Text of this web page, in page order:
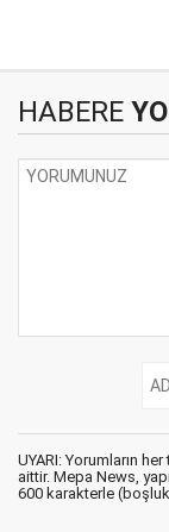
HABERE
UYARI: Yorumların
aittir. Mepa News,
600 karakterle